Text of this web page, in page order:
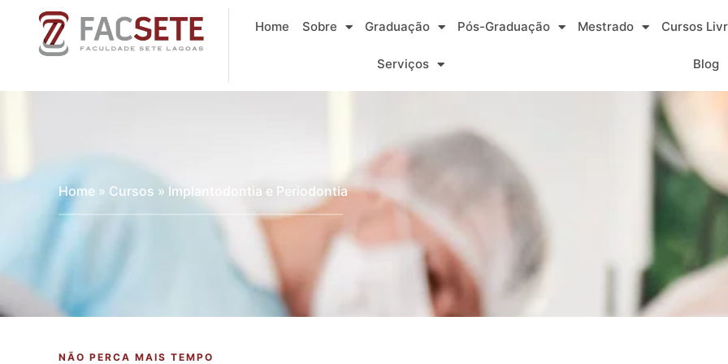
Home Sobre Graduação Pós-Graduação Mestrado Cursos
Serviços Blog
Home » Cursos » Implantodontia e Periodontia
NÃO PERCA MAIS TEMPO